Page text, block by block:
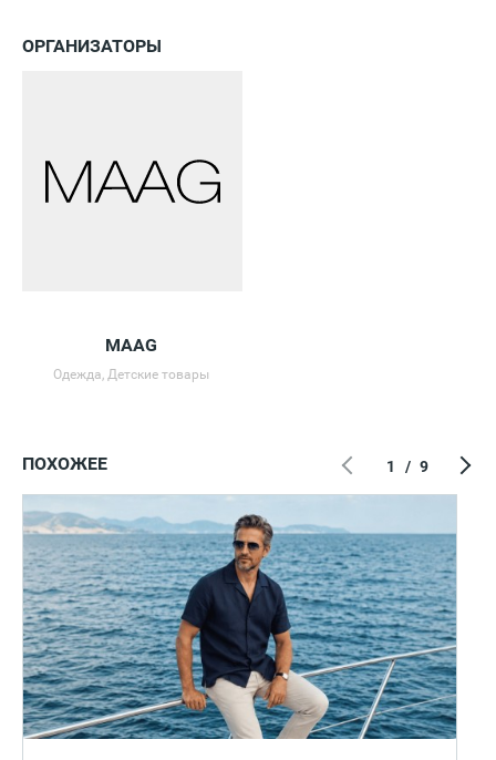
ОРГАНИЗАТОРЫ
MAAG
Одежда, Детские товары
ПОХОЖЕЕ 1 / 9